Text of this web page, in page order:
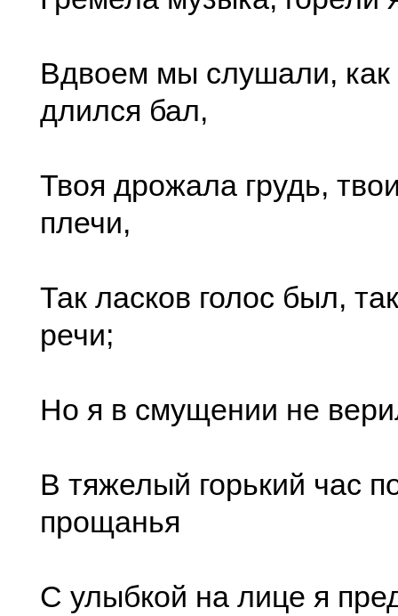
Вдвоем мы слушали,
длился бал,
Твоя дрожала грудь,
плечи,
Так ласков голос был,
речи;
Но я в смущении не
В тяжелый горький час
прощанья
С улыбкой на лице я